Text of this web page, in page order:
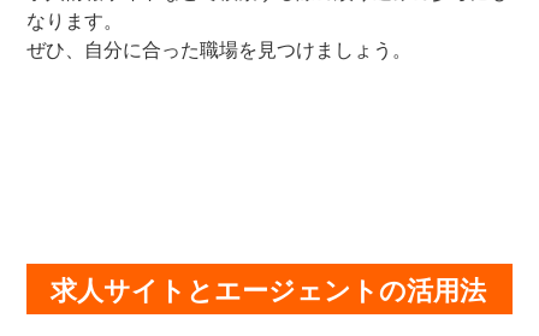
なります。
ぜひ、自分に合った職場を見つけましょう。
求人サイトとエージェントの活用法